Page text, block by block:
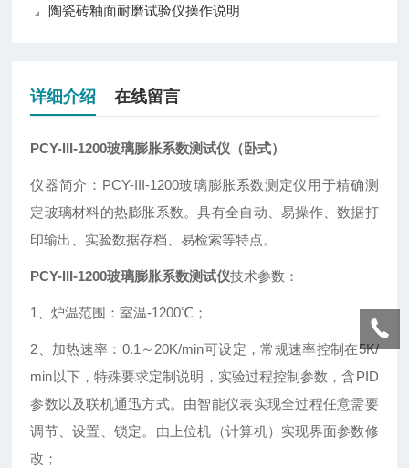
陶瓷砖釉面耐磨试验仪操作说明
详细介绍 在线留言
PCY-III-1200玻璃膨胀系数测试仪 （卧式）
仪器简介： PCY-III-1200玻璃膨胀系数测定仪 用于精确测
定玻璃材料的热膨胀系数。具有全自动、易操作、数据打
印输出、实验数据存档、易检索等特点。
PCY-III-1200玻璃膨胀系数测试仪技术参数：
1、炉温范围：室温-1200℃；
2、加热速率：0.1～20K/min可设定，常规速率控制在5K/
min以下，特殊要求定制说明，实验过程控制参数，含PID
参数以及联机通迅方式。由智能仪表实现全过程任意需要
调节、设置、锁定。由上位机（计算机）实现界面参数修
改；